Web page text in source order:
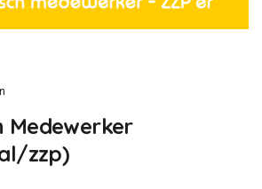
Medewerker
zzp)